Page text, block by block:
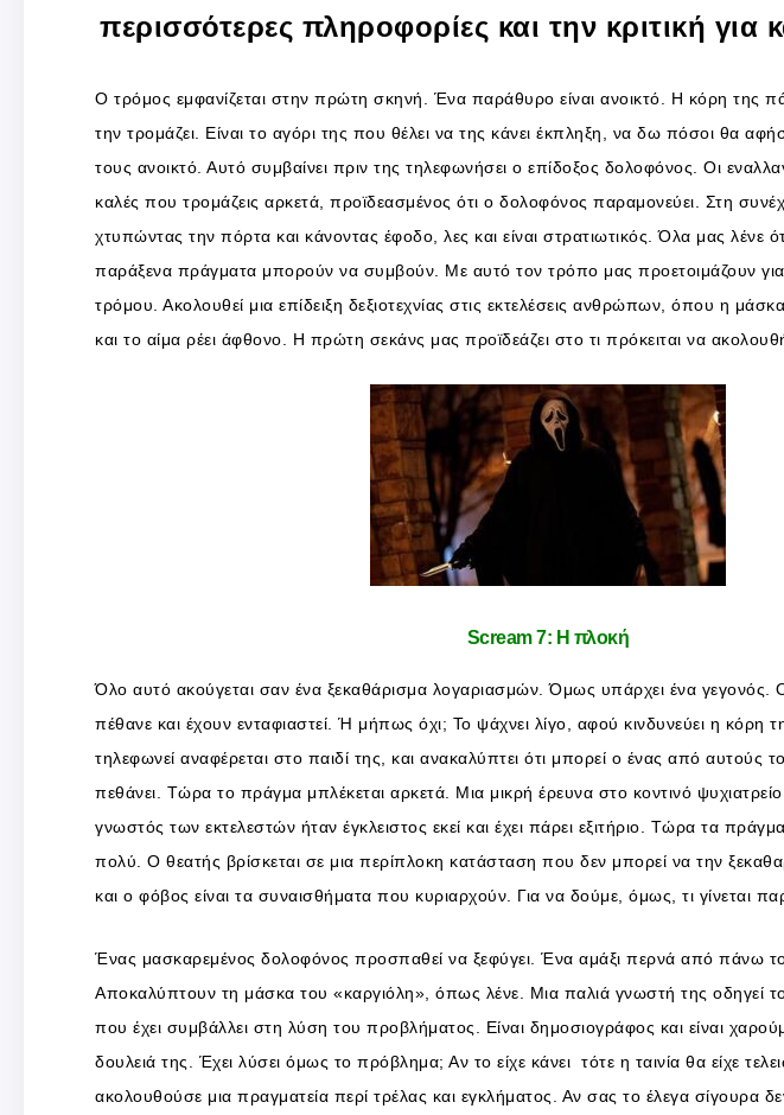
περισσότερες πληροφορίες και την κριτική για
Ο τρόμος εμφανίζεται στην πρώτη σκηνή. Ένα παράθυρο είναι ανοικτό. Η κόρη της
την τρομάζει. Είναι το αγόρι της που θέλει να της κάνει έκπληξη, να δω πόσοι θα
τους ανοικτό. Αυτό συμβαίνει πριν της τηλεφωνήσει ο επίδοξος δολοφόνος. Οι
καλές που τρομάζεις αρκετά, προϊδεασμένος ότι ο δολοφόνος παραμονεύει. Στη
χτυπώντας την πόρτα και κάνοντας έφοδο, λες και είναι στρατιωτικός. Όλα μας λένε
παράξενα πράγματα μπορούν να συμβούν. Με αυτό τον τρόπο μας προετοιμάζουν
τρόμου. Ακολουθεί μια επίδειξη δεξιοτεχνίας στις εκτελέσεις ανθρώπων, όπου η
και το αίμα ρέει άφθονο. Η πρώτη σεκάνς μας προϊδεάζει στο τι πρόκειται να
Scream 7: Η πλοκή
Όλο αυτό ακούγεται σαν ένα ξεκαθάρισμα λογαριασμών. Όμως υπάρχει ένα γεγονός.
πέθανε και έχουν ενταφιαστεί. Ή μήπως όχι; Το ψάχνει λίγο, αφού κινδυνεύει η κόρη
τηλεφωνεί αναφέρεται στο παιδί της, και ανακαλύπτει ότι μπορεί ο ένας από αυτούς
πεθάνει. Τώρα το πράγμα μπλέκεται αρκετά. Μια μικρή έρευνα στο κοντινό
γνωστός των εκτελεστών ήταν έγκλειστος εκεί και έχει πάρει εξιτήριο. Τώρα τα
πολύ. Ο θεατής βρίσκεται σε μια περίπλοκη κατάσταση που δεν μπορεί να την
και ο φόβος είναι τα συναισθήματα που κυριαρχούν. Για να δούμε, όμως, τι γίνεται
Ένας μασκαρεμένος δολοφόνος προσπαθεί να ξεφύγει. Ένα αμάξι περνά από πάνω
Αποκαλύπτουν τη μάσκα του «καργιόλη», όπως λένε. Μια παλιά γνωστή της οδηγεί το
που έχει συμβάλλει στη λύση του προβλήματος. Είναι δημοσιογράφος και είναι
δουλειά της. Έχει λύσει όμως το πρόβλημα; Αν το είχε κάνει τότε η ταινία θα είχε
ακολουθούσε μια πραγματεία περί τρέλας και εγκλήματος. Αν σας το έλεγα σίγουρα